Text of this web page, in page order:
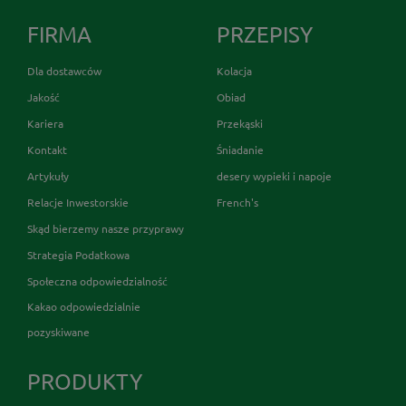
FIRMA
Dla dostawców
Jakość
Kariera
Kontakt
Artykuły
Relacje Inwestorskie
Skąd bierzemy nasze przyprawy
Strategia Podatkowa
Społeczna odpowiedzialność
Kakao odpowiedzialnie
pozyskiwane
PRZEPISY
Kolacja
Obiad
Przekąski
Śniadanie
desery wypieki i napoje
French's
PRODUKTY